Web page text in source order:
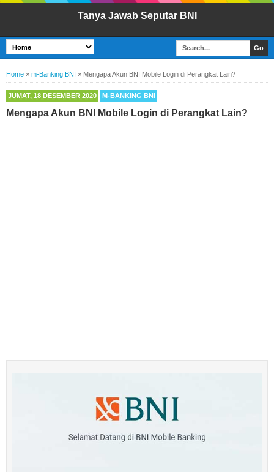
Tanya Jawab Seputar BNI
Home » m-Banking BNI » Mengapa Akun BNI Mobile Login di Perangkat Lain?
JUMAT, 18 DESEMBER 2020 M-BANKING BNI
Mengapa Akun BNI Mobile Login di Perangkat Lain?